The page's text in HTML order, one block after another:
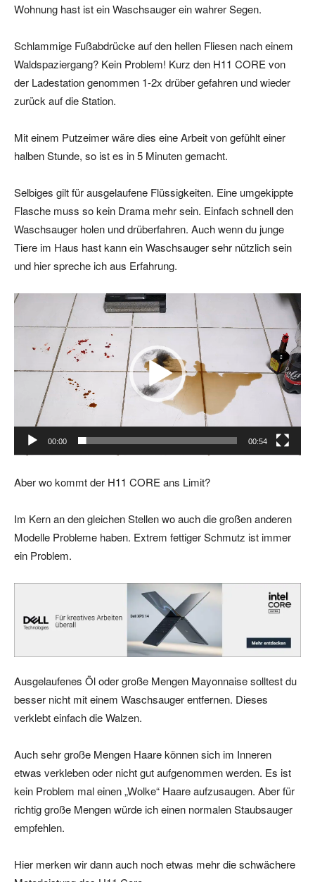
Wohnung hast ist ein Waschsauger ein wahrer Segen.
Schlammige Fußabdrücke auf den hellen Fliesen nach einem
Waldspaziergang? Kein Problem! Kurz den H11 CORE von
der Ladestation genommen 1-2x drüber gefahren und wieder
zurück auf die Station.
Mit einem Putzeimer wäre dies eine Arbeit von gefühlt einer
halben Stunde, so ist es in 5 Minuten gemacht.
Selbiges gilt für ausgelaufene Flüssigkeiten. Eine umgekippte
Flasche muss so kein Drama mehr sein. Einfach schnell den
Waschsauger holen und drüberfahren. Auch wenn du junge
Tiere im Haus hast kann ein Waschsauger sehr nützlich sein
und hier spreche ich aus Erfahrung.
V
o
l
e
00:00 00:54
Aber wo kommt der H11 CORE ans Limit?
Im Kern an den gleichen Stellen wo auch die großen anderen
Modelle Probleme haben. Extrem fettiger Schmutz ist immer
ein Problem.
Ausgelaufenes Öl oder große Mengen Mayonnaise solltest du
besser nicht mit einem Waschsauger entfernen. Dieses
verklebt einfach die Walzen.
Auch sehr große Mengen Haare können sich im Inneren
etwas verkleben oder nicht gut aufgenommen werden. Es ist
kein Problem mal einen „Wolke“ Haare aufzusaugen. Aber für
richtig große Mengen würde ich einen normalen Staubsauger
empfehlen.
Hier merken wir dann auch noch etwas mehr die schwächere